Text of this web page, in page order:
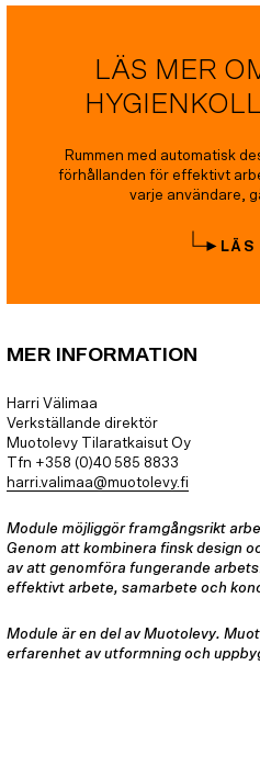
LÄS MER
Rummen med automatisk
förhållanden för effektivt
varje användare,
LÄS
MER INFORMATION
Harri Välimaa
Verkställande direktör
Muotolevy Tilaratkaisut Oy
Tfn +358 (0)40 585 8833
harri.valimaa@muotolevy.fi
Module möjliggör framgångsrikt
Genom att kombinera finsk design
av att genomföra fungerande
effektivt arbete, samarbete och
Module är en del av Muotolevy.
erfarenhet av utformning och